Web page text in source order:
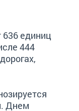
636 единиц
444
Днем